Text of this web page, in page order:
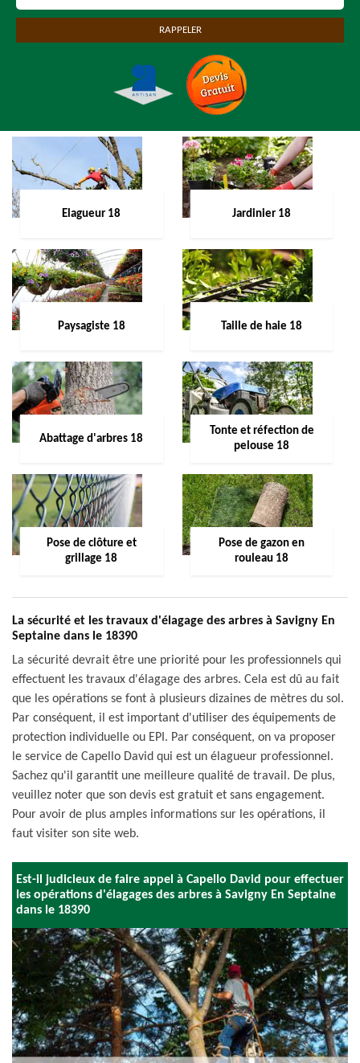
Elagueur 18 Jardinier 18
Paysagiste 18 Taille de haie 18
Abattage d'arbres 18
Tonte et réfection de
pelouse 18
Pose de clôture et
grillage 18
Pose de gazon en
rouleau 18
La sécurité et les travaux d'élagage des arbres à Savigny En
Septaine dans le 18390
La sécurité devrait être une priorité pour les professionnels qui
effectuent les travaux d'élagage des arbres. Cela est dû au fait
que les opérations se font à plusieurs dizaines de mètres du sol.
Par conséquent, il est important d'utiliser des équipements de
protection individuelle ou EPI. Par conséquent, on va proposer
le service de Capello David qui est un élagueur professionnel.
Sachez qu'il garantit une meilleure qualité de travail. De plus,
veuillez noter que son devis est gratuit et sans engagement.
Pour avoir de plus amples informations sur les opérations, il
faut visiter son site web.
Est-il judicieux de faire appel à Capello David pour effectuer
les opérations d'élagages des arbres à Savigny En Septaine
dans le 18390